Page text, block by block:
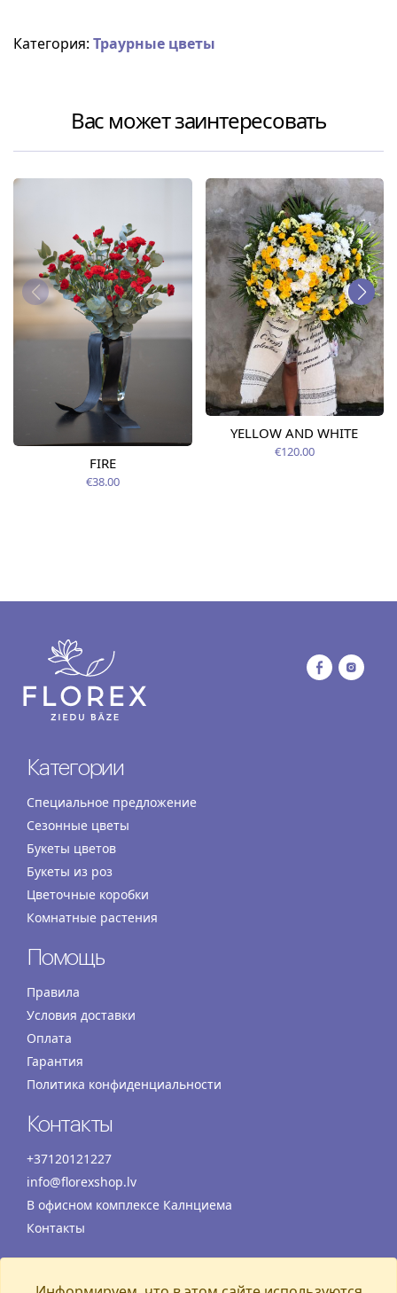
Категория: Траурные цветы
Вас может заинтересовать
FIRE
€38.00
YELLOW AND WHITE
€120.00
Категории
Специальное предложение
Сезонные цветы
Букеты цветов
Букеты из роз
Цветочные коробки
Комнатные растения
Помощь
Правила
Условия доставки
Оплата
Гарантия
Политика конфиденциальности
Контакты
+37120121227
info@florexshop.lv
В офисном комплексе Калнциема
Контакты